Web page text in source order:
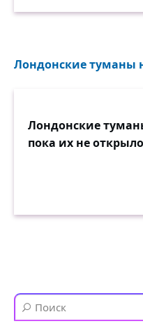
Лондонские туманы
Лондонские
пока их не